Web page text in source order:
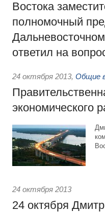
Востока
полномочный
ответил на
24 октября 2013, Общие
экономического
24 октября 2013
24 октября